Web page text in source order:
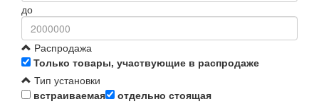
до
Распродажа
Только товары, участвующие в распродаже
Тип установки
встраиваемая
отдельно стоящая